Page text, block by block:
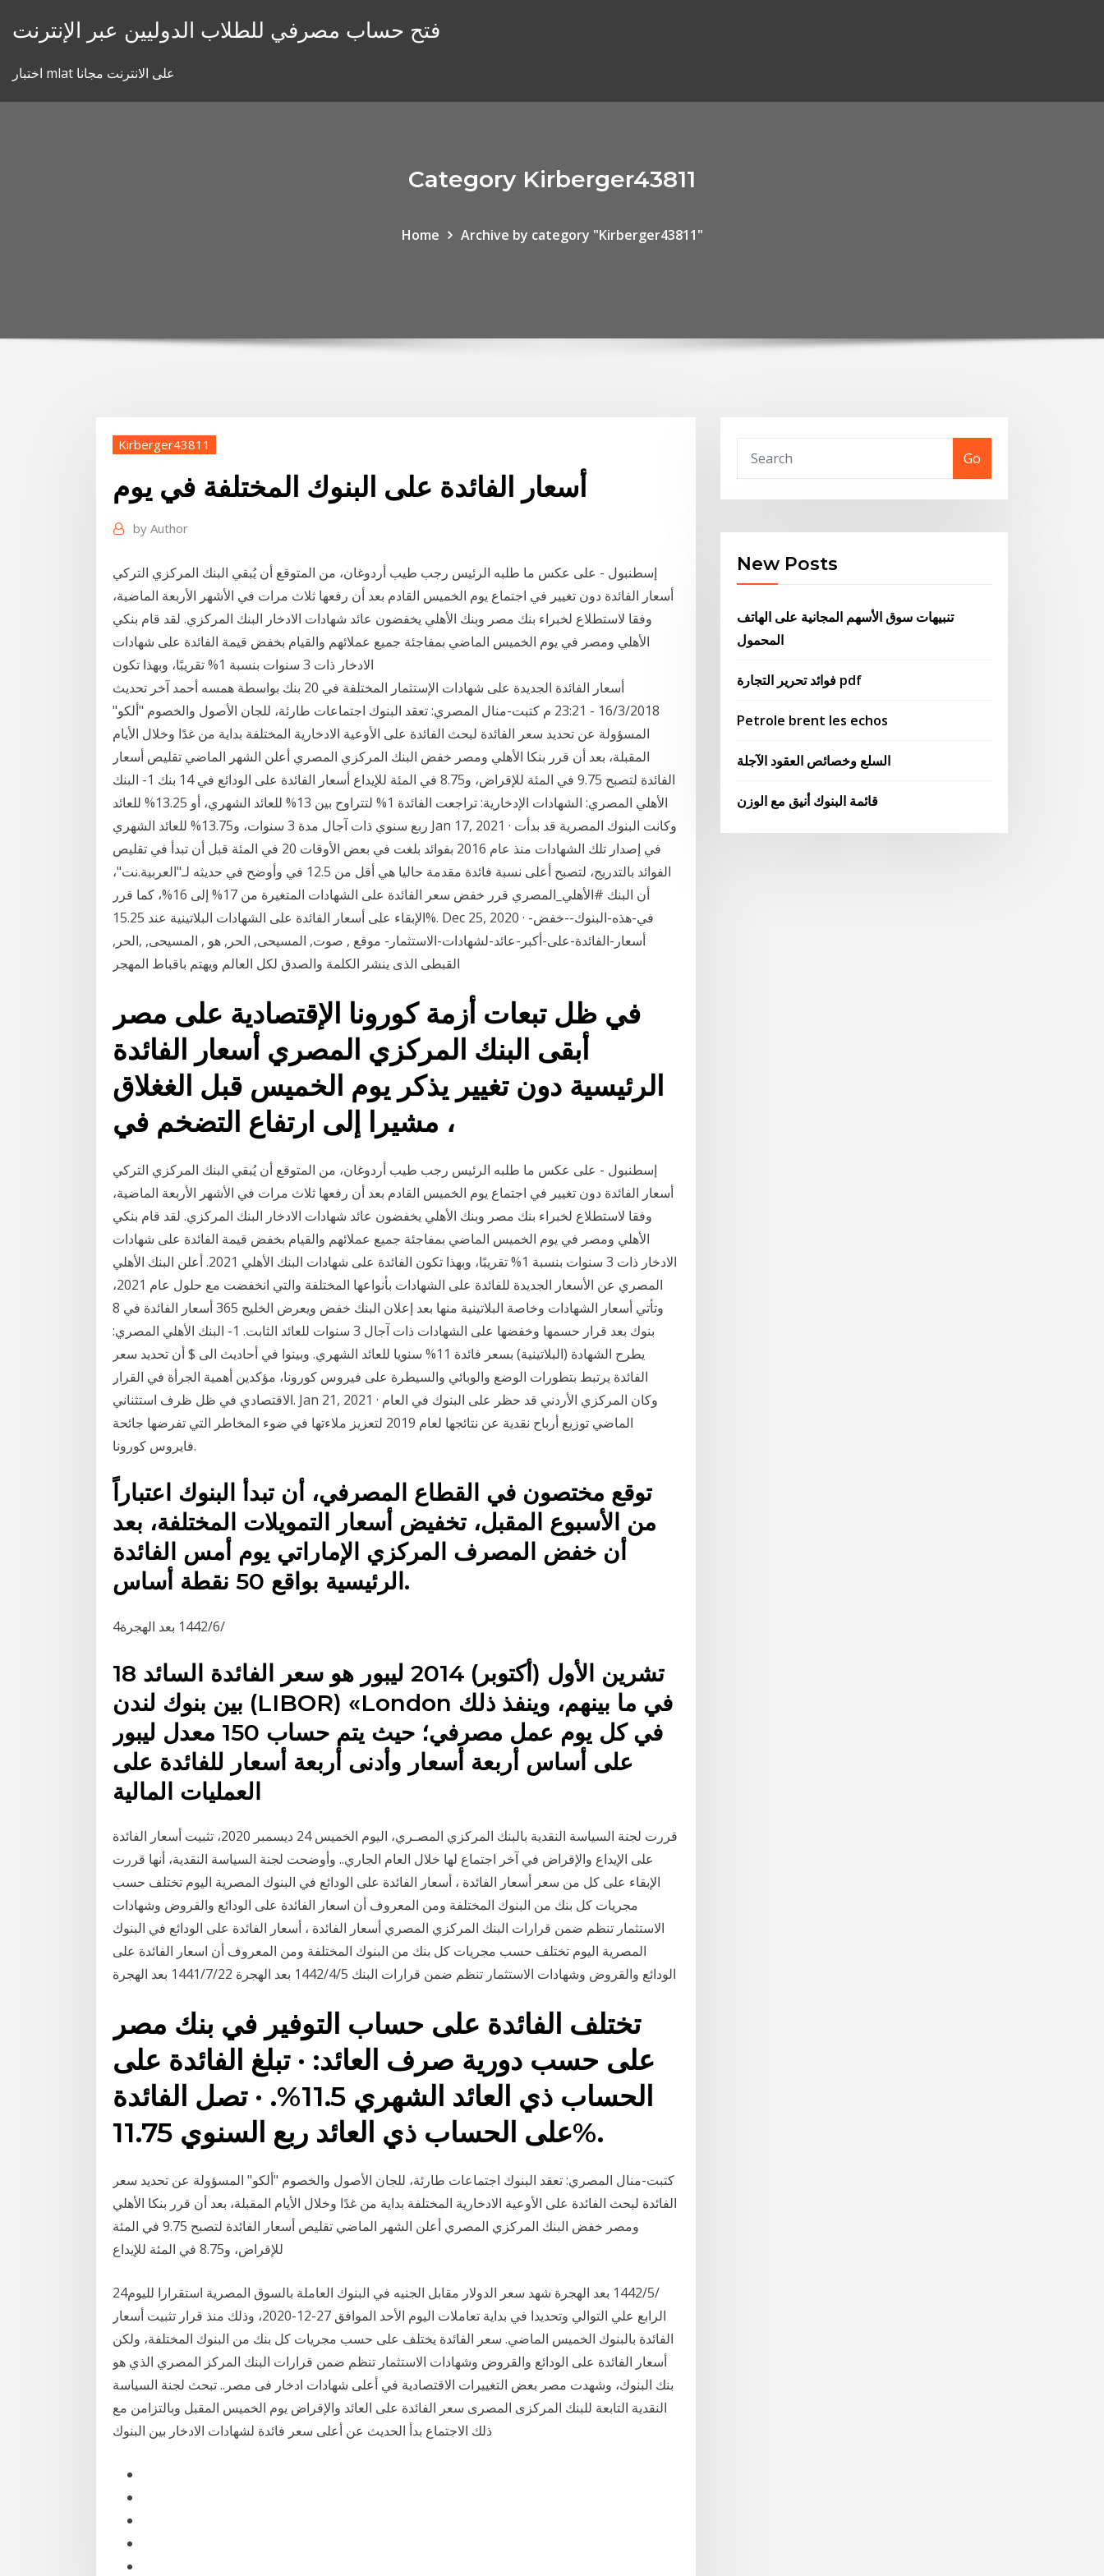
فتح حساب مصرفي للطلاب الدوليين عبر الإنترنت
اختبار mlat على الانترنت مجانا
Category Kirberger43811
Home Archive by category "Kirberger43811"
Kirberger43811
أسعار الفائدة على البنوك المختلفة في يوم
by Author
إسطنبول - على عكس ما طلبه الرئيس رجب طيب أردوغان، من المتوقع أن يُبقي البنك المركزي التركي
أسعار الفائدة دون تغيير في اجتماع يوم الخميس القادم بعد أن رفعها ثلاث مرات في الأشهر الأربعة الماضية،
وفقا لاستطلاع لخبراء بنك مصر وبنك الأهلي يخفضون عائد شهادات الادخار البنك المركزي. لقد قام بنكي
الأهلي ومصر في يوم الخميس الماضي بمفاجئة جميع عملائهم والقيام بخفض قيمة الفائدة على شهادات
الادخار ذات 3 سنوات بنسبة 1% تقريبًا، وبهذا تكون
أسعار الفائدة الجديدة على شهادات الإستثمار المختلفة في 20 بنك بواسطة همسه أحمد آخر تحديث
16/3/2018 - 23:21 م كتبت-منال المصري: تعقد البنوك اجتماعات طارئة، للجان الأصول والخصوم "ألكو"
المسؤولة عن تحديد سعر الفائدة لبحث الفائدة على الأوعية الادخارية المختلفة بداية من غدًا وخلال الأيام
المقبلة، بعد أن قرر بنكا الأهلي ومصر خفض البنك المركزي المصري أعلن الشهر الماضي تقليص أسعار
الفائدة لتصبح 9.75 في المئة للإقراض، و8.75 في المئة للإيداع أسعار الفائدة على الودائع في 14 بنك 1- البنك
الأهلي المصري: الشهادات الإدخارية: تراجعت الفائدة 1% لتتراوح بين 13% للعائد الشهري، أو 13.25% للعائد
ربع سنوي ذات آجال مدة 3 سنوات، و13.75% للعائد الشهري Jan 17, 2021 · وكانت البنوك المصرية قد بدأت
في إصدار تلك الشهادات منذ عام 2016 بفوائد بلغت في بعض الأوقات 20 في المئة قبل أن تبدأ في تقليص
الفوائد بالتدريج، لتصبح أعلى نسبة فائدة مقدمة حاليا هي أقل من 12.5 في وأوضح في حديثه لـ"العربية.نت"،
أن البنك #الأهلي_المصري قرر خفض سعر الفائدة على الشهادات المتغيرة من 17% إلى 16%، كما قرر
الإبقاء على أسعار الفائدة على الشهادات البلاتينية عند 15.25%. Dec 25, 2020 · في-هذه-البنوك--خفض-
أسعار-الفائدة-على-أكبر-عائد-لشهادات-الاستثمار- موقع , صوت, المسيحى, الحر, هو , المسيحى, ,الحر,
القبطى الذى ينشر الكلمة والصدق لكل العالم ويهتم باقباط المهجر
في ظل تبعات أزمة كورونا الإقتصادية على مصر
أبقى البنك المركزي المصري أسعار الفائدة
الرئيسية دون تغيير يذكر يوم الخميس قبل الغغلاق
، مشيرا إلى ارتفاع التضخم في
إسطنبول - على عكس ما طلبه الرئيس رجب طيب أردوغان، من المتوقع أن يُبقي البنك المركزي التركي
أسعار الفائدة دون تغيير في اجتماع يوم الخميس القادم بعد أن رفعها ثلاث مرات في الأشهر الأربعة الماضية،
وفقا لاستطلاع لخبراء بنك مصر وبنك الأهلي يخفضون عائد شهادات الادخار البنك المركزي. لقد قام بنكي
الأهلي ومصر في يوم الخميس الماضي بمفاجئة جميع عملائهم والقيام بخفض قيمة الفائدة على شهادات
الادخار ذات 3 سنوات بنسبة 1% تقريبًا، وبهذا تكون الفائدة على شهادات البنك الأهلي 2021. أعلن البنك الأهلي
المصري عن الأسعار الجديدة للفائدة على الشهادات بأنواعها المختلفة والتي انخفضت مع حلول عام 2021،
وتأتي أسعار الشهادات وخاصة البلاتينية منها بعد إعلان البنك خفض ويعرض الخليج 365 أسعار الفائدة في 8
بنوك بعد قرار حسمها وخفضها على الشهادات ذات آجال 3 سنوات للعائد الثابت. 1- البنك الأهلي المصري:
يطرح الشهادة (البلاتينية) بسعر فائدة 11% سنويا للعائد الشهري. وبينوا في أحاديث الى $ أن تحديد سعر
الفائدة يرتبط بتطورات الوضع والوبائي والسيطرة على فيروس كورونا، مؤكدين أهمية الجرأة في القرار
الاقتصادي في ظل ظرف استثناني. Jan 21, 2021 · وكان المركزي الأردني قد حظر على البنوك في العام
الماضي توزيع أرباح نقدية عن نتائجها لعام 2019 لتعزيز ملاءتها في ضوء المخاطر التي تفرضها جائحة
فايروس كورونا.
توقع مختصون في القطاع المصرفي، أن تبدأ البنوك اعتباراً
من الأسبوع المقبل، تخفيض أسعار التمويلات المختلفة، بعد
أن خفض المصرف المركزي الإماراتي يوم أمس الفائدة
الرئيسية بواقع 50 نقطة أساس.
4‏‏/6‏‏/1442 بعد الهجرة
18 تشرين الأول (أكتوبر) 2014 ليبور هو سعر الفائدة السائد
بين بنوك لندن (LIBOR) «London في ما بينهم، وينفذ ذلك
في كل يوم عمل مصرفي؛ حيث يتم حساب 150 معدل ليبور
على أساس أربعة أسعار وأدنى أربعة أسعار للفائدة على
العمليات المالية
قررت لجنة السياسة النقدية بالبنك المركزي المصـري، اليوم الخميس 24 ديسمبر 2020، تثبيت أسعار الفائدة
على الإيداع والإقراض في آخر اجتماع لها خلال العام الجاري.. وأوضحت لجنة السياسة النقدية، أنها قررت
الإبقاء على كل من سعر أسعار الفائدة ، أسعار الفائدة على الودائع في البنوك المصرية اليوم تختلف حسب
مجريات كل بنك من البنوك المختلفة ومن المعروف أن اسعار الفائدة على الودائع والقروض وشهادات
الاستثمار تنظم ضمن قرارات البنك المركزي المصري أسعار الفائدة ، أسعار الفائدة على الودائع في البنوك
المصرية اليوم تختلف حسب مجريات كل بنك من البنوك المختلفة ومن المعروف أن اسعار الفائدة على
الودائع والقروض وشهادات الاستثمار تنظم ضمن قرارات البنك 5‏‏/4‏‏/1442 بعد الهجرة 22‏‏/7‏‏/1441 بعد الهجرة
تختلف الفائدة على حساب التوفير في بنك مصر
على حسب دورية صرف العائد: · تبلغ الفائدة على
الحساب ذي العائد الشهري 11.5%. · تصل الفائدة
على الحساب ذي العائد ربع السنوي 11.75%.
كتبت-منال المصري: تعقد البنوك اجتماعات طارئة، للجان الأصول والخصوم "ألكو" المسؤولة عن تحديد سعر
الفائدة لبحث الفائدة على الأوعية الادخارية المختلفة بداية من غدًا وخلال الأيام المقبلة، بعد أن قرر بنكا الأهلي
ومصر خفض البنك المركزي المصري أعلن الشهر الماضي تقليص أسعار الفائدة لتصبح 9.75 في المئة
للإقراض، و8.75 في المئة للإيداع
24‏‏/5‏‏/1442 بعد الهجرة شهد سعر الدولار مقابل الجنيه في البنوك العاملة بالسوق المصرية استقرارا لليوم
الرابع علي التوالي وتحديدا في بداية تعاملات اليوم الأحد الموافق 27-12-2020، وذلك منذ قرار تثبيت أسعار
الفائدة بالبنوك الخميس الماضي. سعر الفائدة يختلف على حسب مجريات كل بنك من البنوك المختلفة، ولكن
أسعار الفائدة على الودائع والقروض وشهادات الاستثمار تنظم ضمن قرارات البنك المركز المصري الذي هو
بنك البنوك، وشهدت مصر بعض التغييرات الاقتصادية في أعلى شهادات ادخار فى مصر.. تبحث لجنة السياسة
النقدية التابعة للبنك المركزى المصرى سعر الفائدة على العائد والإقراض يوم الخميس المقبل وبالتزامن مع
ذلك الاجتماع بدأ الحديث عن أعلى سعر فائدة لشهادات الادخار بين البنوك
Go
New Posts
تنبيهات سوق الأسهم المجانية على الهاتف
المحمول
فوائد تحرير التجارة pdf
Petrole brent les echos
السلع وخصائص العقود الآجلة
قائمة البنوك أنيق مع الوزن